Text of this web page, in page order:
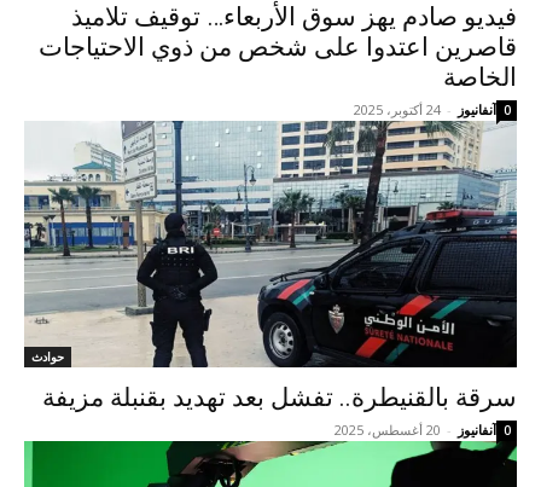
فيديو صادم يهز سوق الأربعاء… توقيف تلاميذ
قاصرين اعتدوا على شخص من ذوي الاحتياجات
الخاصة
آنفانيوز - 24 أكتوبر، 2025 0
حوادث
سرقة بالقنيطرة.. تفشل بعد تهديد بقنبلة مزيفة
آنفانيوز - 20 أغسطس، 2025 0